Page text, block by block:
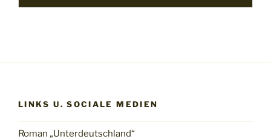
LINKS U. SOCIALE MEDIEN
Roman „Unterdeutschland“